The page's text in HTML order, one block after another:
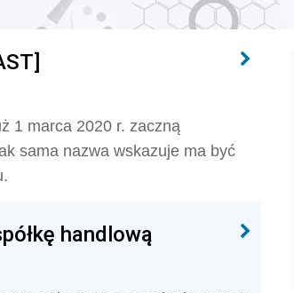
1 marca 2020 r. zaczną
sama nazwa wskazuje ma być
handlową